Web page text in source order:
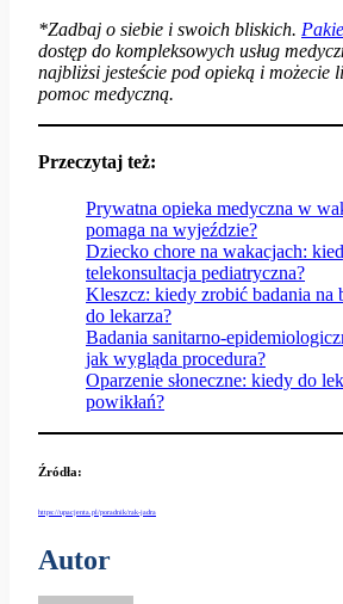
*Zadbaj o siebie i swoich bliskich. P
dostęp do kompleksowych usług
najbliżsi jesteście pod opieką i możecie
pomoc medyczną.
Przeczytaj też:
Prywatna opieka medyczna w
pomaga na wyjeździe?
Dziecko chore na wakacjach:
telekonsultacja pediatryczna?
Kleszcz: kiedy zrobić badania na
do lekarza?
Badania sanitarno-
jak wygląda procedura?
Oparzenie słoneczne: kiedy do
powikłań?
Źródła:
https://upacjenta.pl/poradnik/rak-jadra
Autor